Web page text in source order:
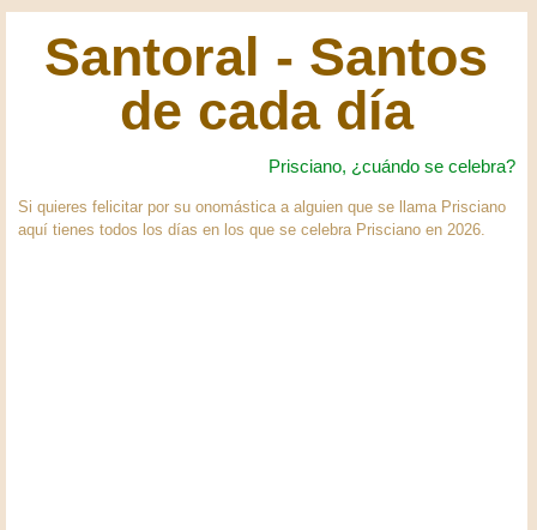
Santoral - Santos
de cada día
Prisciano, ¿cuándo se celebra?
Si quieres felicitar por su onomástica a alguien que se llama Prisciano
aquí tienes todos los días en los que se celebra Prisciano en 2026.